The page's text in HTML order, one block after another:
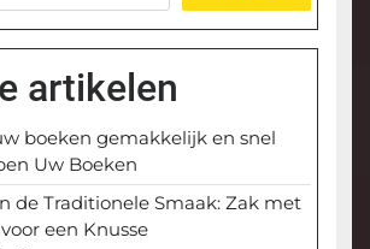
artikelen
boeken gemakkelijk en snel
Uw Boeken
de Traditionele Smaak: Zak met
een Knusse